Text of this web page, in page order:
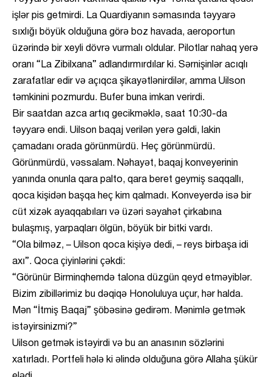
işlər pis getmirdi. La Quardiyanın səmasında təyyarə
sıxlığı böyük olduğuna görə boz havada, aeroportun
üzərində bir xeyli dövrə vurmalı oldular. Pilotlar nahaq yerə
oranı “La Zibilxana” adlandırmırdılar ki. Sərnişinlər acıqlı
zarafatlar edir və açıqca şikayətlənirdilər, amma Uilson
təmkinini pozmurdu. Bufer buna imkan verirdi.
Bir saatdan azca artıq gecikməklə, saat 10:30-da
təyyarə endi. Uilson baqaj verilən yerə gəldi, lakin
çamadanı orada görünmürdü. Heç görünmürdü.
Görünmürdü, vəssalam. Nəhayət, baqaj konveyerinin
yanında onunla qara palto, qara beret geymiş saqqallı,
qoca kişidən başqa heç kim qalmadı. Konveyerdə isə bir
cüt xizək ayaqqabıları və üzəri səyahət çirkabına
bulaşmış, yarpaqları ölgün, böyük bir bitki vardı.
“Ola bilməz, – Uilson qoca kişiyə dedi, – reys birbaşa idi
axı”. Qoca çiyinlərini çəkdi:
“Görünür Birminqhemdə talona düzgün qeyd etməyiblər.
Bizim zibillərimiz bu dəqiqə Honoluluya uçur, hər halda.
Mən “İtmiş Baqaj” şöbəsinə gedirəm. Mənimlə getmək
istəyirsinizmi?”
Uilson getmək istəyirdi və bu an anasının sözlərini
xatırladı. Portfeli hələ ki əlində olduğuna görə Allaha şükür